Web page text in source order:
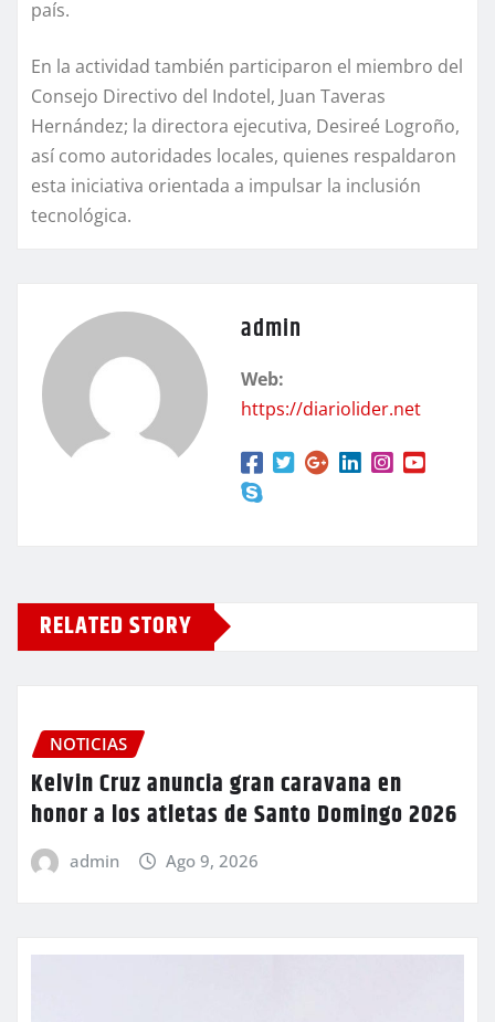
país.
En la actividad también participaron el miembro del
Consejo Directivo del Indotel, Juan Taveras
Hernández; la directora ejecutiva, Desireé Logroño,
así como autoridades locales, quienes respaldaron
esta iniciativa orientada a impulsar la inclusión
tecnológica.
admin
Web:
https://diariolider.net
RELATED STORY
NOTICIAS
Kelvin Cruz anuncia gran caravana en
honor a los atletas de Santo Domingo 2026
admin Ago 9, 2026